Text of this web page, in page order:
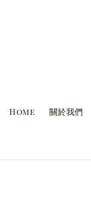
Home 關於我們